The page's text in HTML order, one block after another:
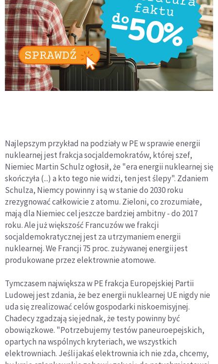
Najlepszym przykład na podziały w PE w sprawie energii
nuklearnej jest frakcja socjaldemokratów, której szef,
Niemiec Martin Schulz ogłosił, że "era energii nuklearnej się
skończyła (...) a kto tego nie widzi, ten jest ślepy". Zdaniem
Schulza, Niemcy powinny i są w stanie do 2030 roku
zrezygnować całkowicie z atomu. Zieloni, co zrozumiałe,
mają dla Niemiec cel jeszcze bardziej ambitny - do 2017
roku. Ale już większość Francuzów we frakcji
socjaldemokratycznej jest za utrzymaniem energii
nuklearnej. We Francji 75 proc. zużywanej energii jest
produkowane przez elektrownie atomowe.
Tymczasem największa w PE frakcja Europejskiej Partii
Ludowej jest zdania, że bez energii nuklearnej UE nigdy nie
uda się zrealizować celów gospodarki niskoemisyjnej.
Chadecy zgadzają się jednak, że testy powinny być
obowiązkowe. "Potrzebujemy testów paneuroepejskich,
opartych na wspólnych kryteriach, we wszystkich
elektrowniach. Jeśli jakaś elektrownia ich nie zda, chcemy,